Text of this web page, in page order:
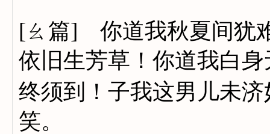
[ㄠ篇] 你道我秋夏间犹
依旧生芳草！你道我白
终须到！子我这男儿未
笑。